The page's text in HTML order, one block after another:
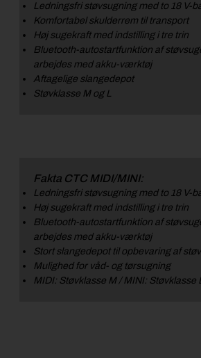
Ledningsfri støvsugning med to 18 V-
Komfortabel skulderrem til transport
Høj sugekraft med indstilling i tre trin
Bluetooth-autostartfunktion af
arbejdes med akku-værktøj
Aftagelige slangedepot
Støvklasse M og L
Fakta CTC MIDI/MINI:
Ledningsfri støvsugning med to 18 V-
Høj sugekraft med indstilling i tre trin
Bluetooth-autostartfunktion af
arbejdes med akku-værktøj
Stort slangedepot til opbevaring af
Mulighed for våd- og tørsugning
MIDI: Støvklasse M / MINI: Støvklasse